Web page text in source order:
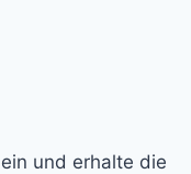
und erhalte die